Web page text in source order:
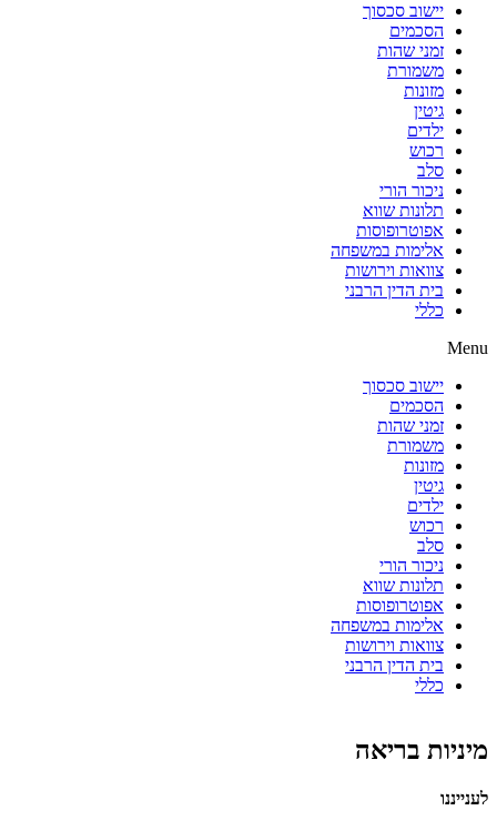
יישוב סכסוך
הסכמים
זמני שהות
משמורת
מזונות
גיטין
ילדים
רכוש
סלב
ניכור הורי
תלונות שווא
אפוטרופוסות
אלימות במשפחה
צוואות וירושות
בית הדין הרבני
כללי
Menu
יישוב סכסוך
הסכמים
זמני שהות
משמורת
מזונות
גיטין
ילדים
רכוש
סלב
ניכור הורי
תלונות שווא
אפוטרופוסות
אלימות במשפחה
צוואות וירושות
בית הדין הרבני
כללי
מיניות בריאה
לענייננו